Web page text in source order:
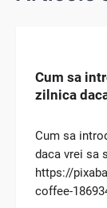
Cum sa
zilnica
Cum sa
daca vrei sa
https://
coffee-